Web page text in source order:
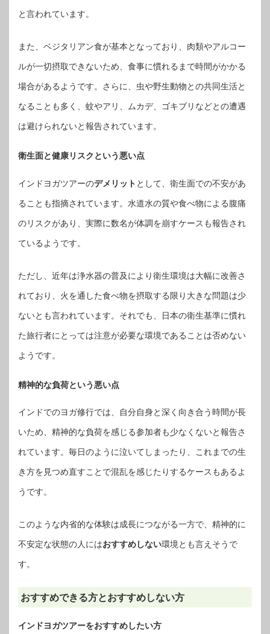
と言われています。
また、ベジタリアン食が基本となっており、肉類やアルコー
ルが一切摂取できないため、食事に慣れるまで時間がかかる
場合があるようです。さらに、虫や野生動物との共同生活と
なることも多く、蚊やアリ、ムカデ、ゴキブリなどとの遭遇
は避けられないと報告されています。
衛生面と健康リスクという悪い点
インドヨガツアーのデメリット として、衛生面での不安があ
ることも指摘されています。水道水の質や食べ物による腹痛
のリスクがあり、実際に数名が体調を崩すケースも報告され
ているようです。
ただし、近年は浄水器の普及により衛生環境は大幅に改善さ
れており、火を通した食べ物を摂取する限り大きな問題は少
ないとも言われています。それでも、日本の衛生基準に慣れ
た旅行者にとっては注意が必要な環境であることは否めない
ようです。
精神的な負荷という悪い点
インドでのヨガ修行では、自分自身と深く向き合う時間が長
いため、精神的な負荷を感じる参加者も少なくないと報告さ
れています。毎日のように泣いてしまったり、これまでの生
き方を見つめ直すことで混乱を感じたりするケースもあるよ
うです。
このような内省的な体験は成長につながる一方で、精神的に
不安定な状態の人にはおすすめしない環境とも言えそうで
す。
おすすめできる方とおすすめしない方
インドヨガツアーをおすすめしたい方